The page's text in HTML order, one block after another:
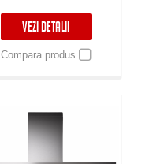
VEZI DETALII
Compara produs